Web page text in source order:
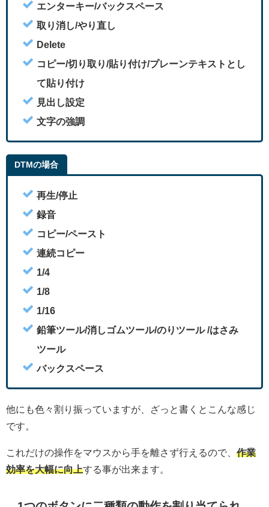
エンターキー/バックスペース
取り消し/やり直し
Delete
コピー/切り取り/貼り付け/プレーンテキストとし
て貼り付け
見出し設定
文字の強調
DTMの場合
再生/停止
録音
コピー/ペースト
連続コピー
1/4
1/8
1/16
鉛筆ツール/消しゴムツール/のりツール /はさみ
ツール
バックスペース
他にも色々割り振っていますが、ざっと書くとこんな感じ
です。
これだけの操作をマウスから手を離さず行えるので、 作業
効率を大幅に向上する事が出来ます。